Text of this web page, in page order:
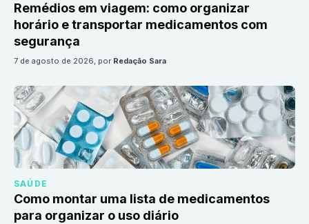
Remédios em viagem: como organizar
horário e transportar medicamentos com
segurança
7 de agosto de 2026, por Redação Sara
SAÚDE
Como montar uma lista de medicamentos
para organizar o uso diário